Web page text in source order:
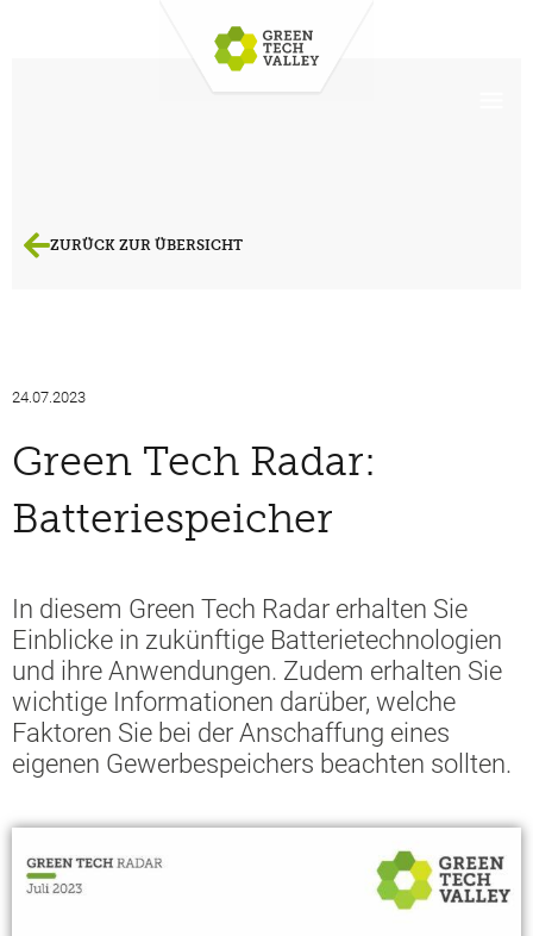
ZURÜCK ZUR ÜBERSICHT
24.07.2023
Green Tech Radar:
Batteriespeicher
In diesem Green Tech Radar erhalten Sie
Einblicke in zukünftige Batterietechnologien
und ihre Anwendungen. Zudem erhalten Sie
wichtige Informationen darüber, welche
Faktoren Sie bei der Anschaffung eines
eigenen Gewerbespeichers beachten sollten.